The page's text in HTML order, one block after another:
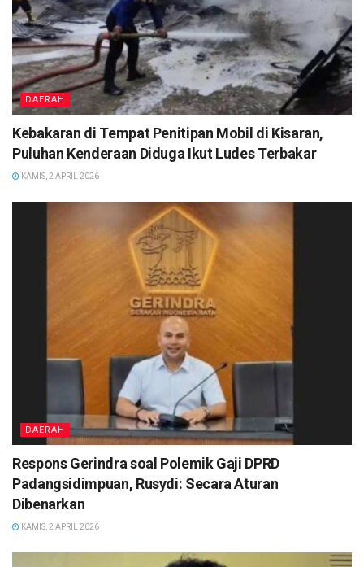
DAERAH
Kebakaran di Tempat Penitipan Mobil di Kisaran,
Puluhan Kenderaan Diduga Ikut Ludes Terbakar
KAMIS, 2 APRIL 2026
DAERAH
Respons Gerindra soal Polemik Gaji DPRD
Padangsidimpuan, Rusydi: Secara Aturan
Dibenarkan
KAMIS, 2 APRIL 2026